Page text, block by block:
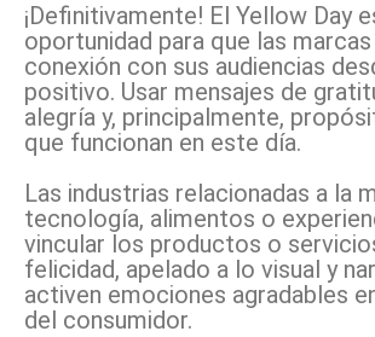
¡Definitivamente! El Yellow Day
oportunidad para que las
conexión con sus audiencias
positivo. Usar mensajes de
alegría y, principalmente,
que funcionan en este día.
Las industrias relacionadas a la
tecnología, alimentos o
vincular los productos o
felicidad, apelado a lo visual y
activen emociones agradables
del consumidor.